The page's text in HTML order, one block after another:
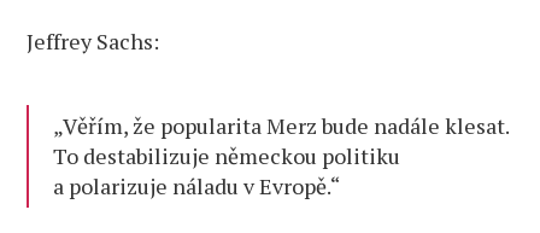
Jeffrey Sachs:
„Věřím, že popularita Merz bude nadále klesat.
To destabilizuje německou politiku
a polarizuje náladu v Evropě.“